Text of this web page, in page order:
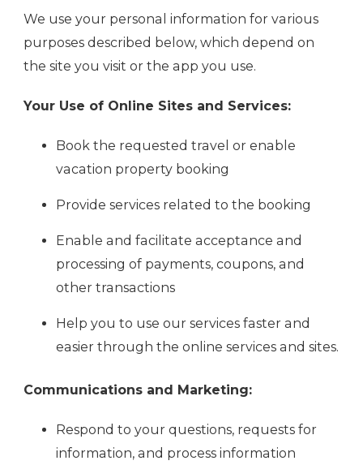
We use your personal information for various
purposes described below, which depend on
the site you visit or the app you use.
Your Use of Online Sites and Services:
Book the requested travel or enable
vacation property booking
Provide services related to the booking
Enable and facilitate acceptance and
processing of payments, coupons, and
other transactions
Help you to use our services faster and
easier through the online services and sites.
Communications and Marketing:
Respond to your questions, requests for
information, and process information